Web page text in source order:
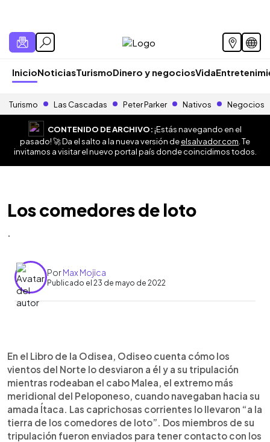
InicioNoticiasTurismoDinero y negociosVida
Turismo Las Cascadas Peter Parker Nativos Negocios
CONTENIDO DE ARCHIVO:¡Estás navegando en el
pasado! 🚀 Da el salto a la nueva versión deelsalvador.com . Te
invitamos a visitar el nuevo portal país donde coincidimos todos.
Los comedores de loto
.
PorMax Mojica
Publicado el 23 de mayo de 2022
► Escuchar artículo
En el Libro de la Odisea, Odiseo cuenta cómo los
vientos del Norte lo desviaron a él y a su tripulación
mientras rodeaban el cabo Malea, el extremo más
meridional del Peloponeso, cuando navegaban hacia su
amada Ítaca. Las caprichosas corrientes lo llevaron “a la
tierra de los comedores de loto”. Dos miembros de su
tripulación fueron enviados para tener contacto con los